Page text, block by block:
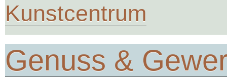
Kunstcentrum
Genuss &